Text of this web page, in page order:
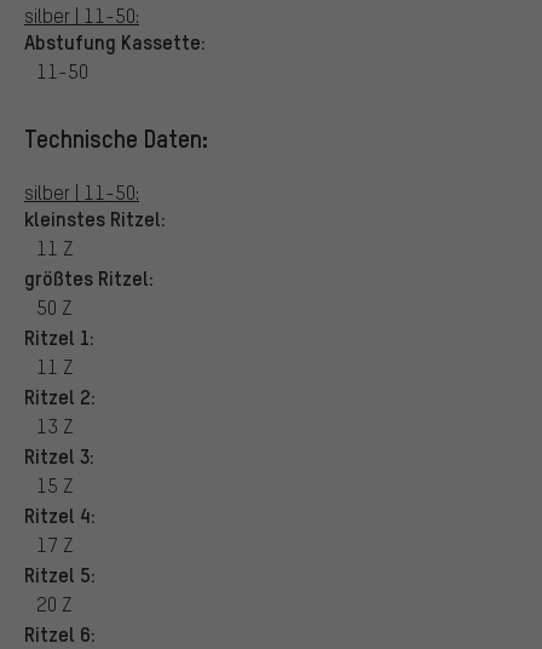
silber | 11-50:
Abstufung Kassette:
11-50
Technische Daten:
silber | 11-50:
kleinstes Ritzel:
11 Z
größtes Ritzel:
50 Z
Ritzel 1:
11 Z
Ritzel 2:
13 Z
Ritzel 3:
15 Z
Ritzel 4:
17 Z
Ritzel 5:
20 Z
Ritzel 6: